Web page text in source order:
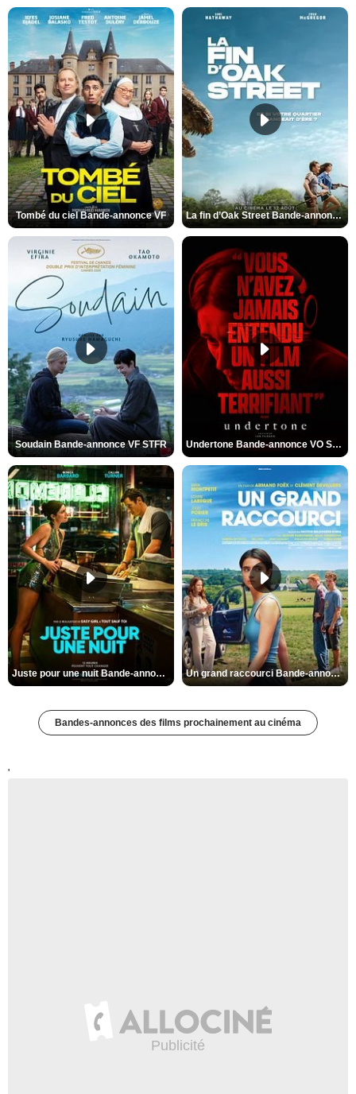
Tombé du ciel Bande-annonce VF La fin d’Oak Street Bande-annonce VO STFR
Soudain Bande-annonce VF STFR Undertone Bande-annonce VO STFR
Juste pour une nuit Bande-annonce VO STFR Un grand raccourci Bande-annonce VF
Bandes-annonces des films prochainement au cinéma
'